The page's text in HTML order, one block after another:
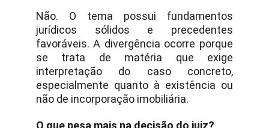
Não. O tema possui fundamentos
jurídicos sólidos e precedentes
favoráveis. A divergência ocorre porque
se trata de matéria que exige
interpretação do caso concreto,
especialmente quanto à existência ou
não de incorporação imobiliária.
O que pesa mais na decisão do juiz?